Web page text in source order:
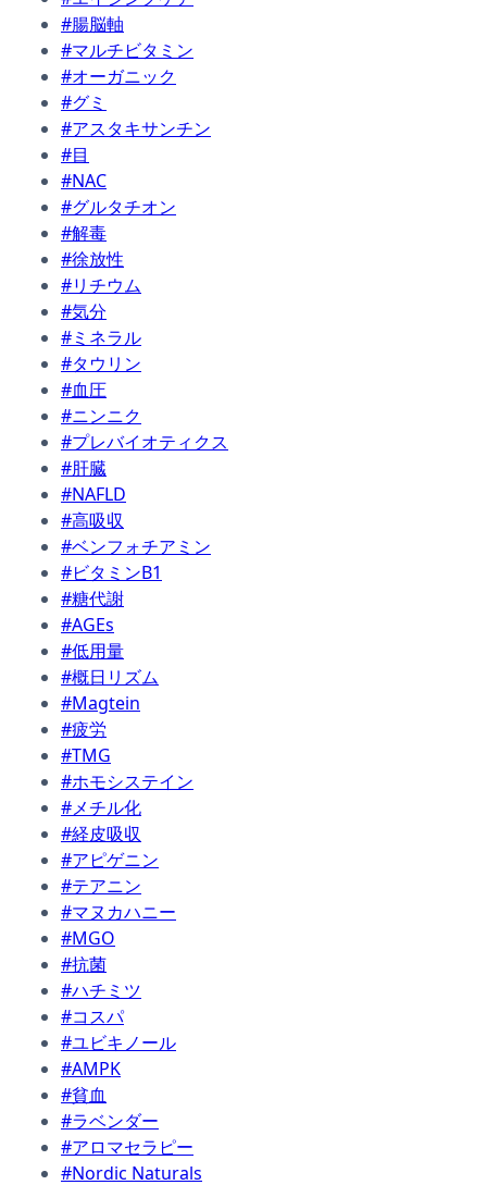
#腸脳軸
#マルチビタミン
#オーガニック
#グミ
#アスタキサンチン
#目
#NAC
#グルタチオン
#解毒
#徐放性
#リチウム
#気分
#ミネラル
#タウリン
#血圧
#ニンニク
#プレバイオティクス
#肝臓
#NAFLD
#高吸収
#ベンフォチアミン
#ビタミンB1
#糖代謝
#AGEs
#低用量
#概日リズム
#Magtein
#疲労
#TMG
#ホモシステイン
#メチル化
#経皮吸収
#アピゲニン
#テアニン
#マヌカハニー
#MGO
#抗菌
#ハチミツ
#コスパ
#ユビキノール
#AMPK
#貧血
#ラベンダー
#アロマセラピー
#Nordic Naturals